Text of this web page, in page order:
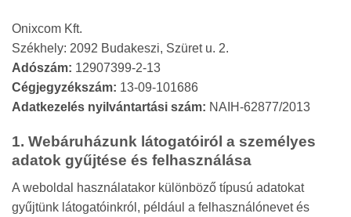
Onixcom Kft.
Székhely: 2092 Budakeszi, Szüret u. 2.
Adószám: 12907399-2-13
Cégjegyzékszám: 13-09-101686
Adatkezelés nyilvántartási szám: NAIH-62877/2013
1. Webáruházunk látogatóiról a személyes
adatok gyűjtése és felhasználása
A weboldal használatakor különböző típusú adatokat
gyűjtünk látogatóinkról, például a felhasználónevet és